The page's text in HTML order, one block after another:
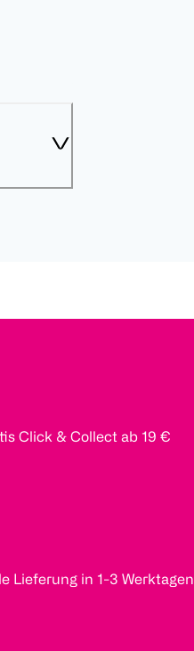
Click & Collect ab 19 €
Lieferung in 1-3 Werktagen